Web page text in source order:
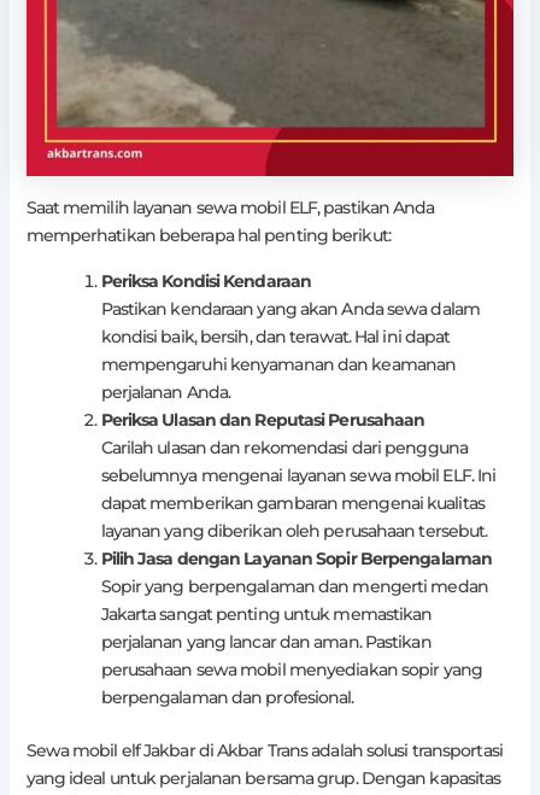
Saat memilih layanan sewa mobil ELF, pastikan Anda
memperhatikan beberapa hal penting berikut:
Periksa Kondisi Kendaraan
Pastikan kendaraan yang akan Anda sewa dalam
kondisi baik, bersih, dan terawat. Hal ini dapat
mempengaruhi kenyamanan dan keamanan
perjalanan Anda.
Periksa Ulasan dan Reputasi Perusahaan
Carilah ulasan dan rekomendasi dari pengguna
sebelumnya mengenai layanan sewa mobil ELF. Ini
dapat memberikan gambaran mengenai kualitas
layanan yang diberikan oleh perusahaan tersebut.
Pilih Jasa dengan Layanan Sopir Berpengalaman
Sopir yang berpengalaman dan mengerti medan
Jakarta sangat penting untuk memastikan
perjalanan yang lancar dan aman. Pastikan
perusahaan sewa mobil menyediakan sopir yang
berpengalaman dan profesional.
Sewa mobil elf Jakbar di Akbar Trans adalah solusi transportasi
yang ideal untuk perjalanan bersama grup. Dengan kapasitas